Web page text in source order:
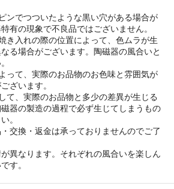
ンでつついたような黒い穴がある場合が
有の現象で不良品ではございません。
き入れの際の位置によって、色ムラが生
る場合がございます。陶磁器の風合いと
って、実際のお品物のお色味と雰囲気が
ざいます。
て、実際のお品物と多少の差異が生じる
器の製造の過程で必ず生じてしまうもの
。
交換・返金は承っておりませんのでご了
異なります。それぞれの風合いを楽しん
す。